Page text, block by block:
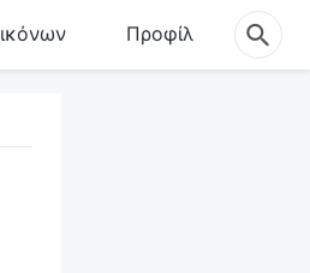
Προφίλ